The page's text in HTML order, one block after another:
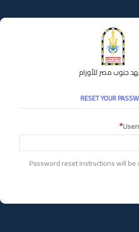
جنوب مصر للأورام
RESET YOUR
Password reset instructions will